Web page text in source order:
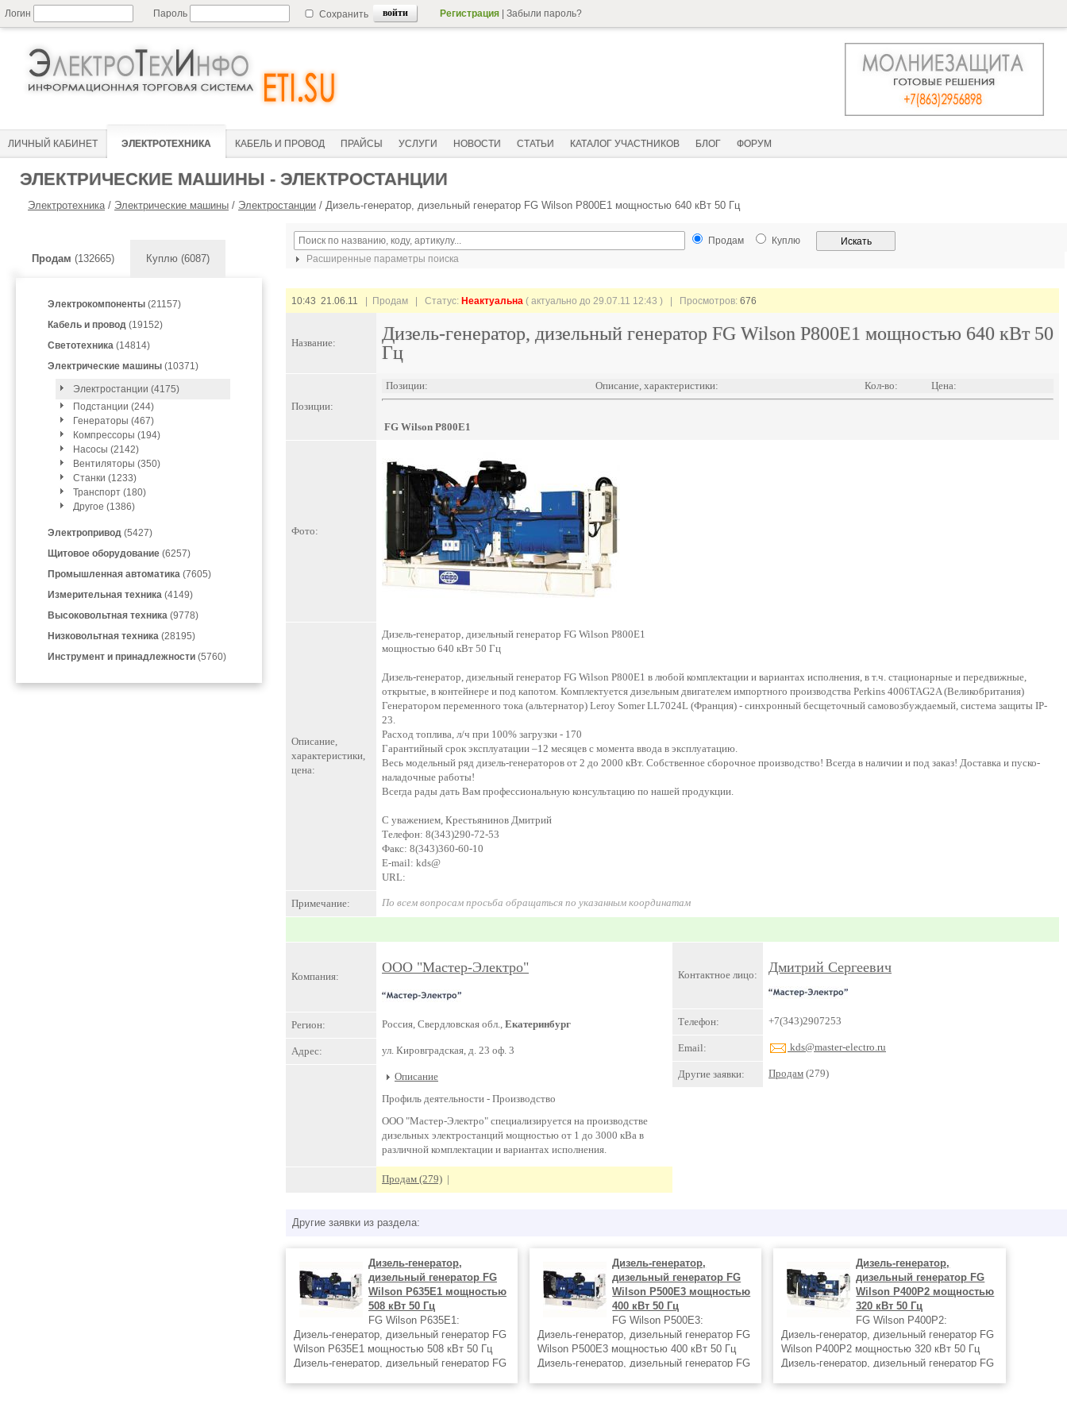
Логин Пароль Сохранить Регистрация Забыли пароль?
ЛИЧНЫЙ КАБИНЕТ ЭЛЕКТРОТЕХНИКА КАБЕЛЬ И ПРОВОД ПРАЙСЫ УСЛУГИ НОВОСТИ СТАТЬИ КАТАЛОГ УЧАСТНИКОВ БЛОГ ФОРУМ
ЭЛЕКТРИЧЕСКИЕ МАШИНЫ - ЭЛЕКТРОСТАНЦИИ
Электротехника/ Электрические машины / Электростанции / Дизель-генератор, дизельный генератор FG Wilson P800E1 мощностью 640 кВт 50 Гц
Продам (132665) Куплю (6087)
Электрокомпоненты (21157)
Кабель и провод (19152)
Светотехника (14814)
Электрические машины (10371)
Электростанции (4175)
Подстанции (244)
Генераторы (467)
Компрессоры (194)
Насосы (2142)
Вентиляторы (350)
Станки (1233)
Транспорт (180)
Другое (1386)
Электропривод (5427)
Щитовое оборудование (6257)
Промышленная автоматика (7605)
Измерительная техника (4149)
Высоковольтная техника (9778)
Низковольтная техника (28195)
Инструмент и принадлежности (5760)
Продам
Куплю
Расширенные параметры поиска
10:43 21.06.11 | Продам | Статус: Неактуальна ( актуально до 29.07.11 12:43 ) | Просмотров: 676
Название:
Дизель-генератор, дизельный генератор FG Wilson P800E1 мощностью 640 кВт 50
Гц
Позиции:
Позиции: Описание, характеристики: Кол-во: Цена:
FG Wilson P800E1
Фото:
Описание,
характеристики,
цена:
Дизель-генератор, дизельный генератор FG Wilson P800E1
мощностью 640 кВт 50 Гц
Дизель-генератор, дизельный генератор FG Wilson P800E1 в любой комплектации и вариантах исполнения, в т.ч. стационарные и передвижные,
открытые, в контейнере и под капотом. Комплектуется дизельным двигателем импортного производства Perkins 4006TAG2A (Великобритания)
Генератором переменного тока (альтернатор) Leroy Somer LL7024L (Франция) - синхронный бесщеточный самовозбуждаемый, система защиты IP-
23.
Расход топлива, л/ч при 100% загрузки - 170
Гарантийный срок эксплуатации –12 месяцев с момента ввода в эксплуатацию.
Весь модельный ряд дизель-генераторов от 2 до 2000 кВт. Собственное сборочное производство! Всегда в наличии и под заказ! Доставка и пуско-
наладочные работы!
Всегда рады дать Вам профессиональную консультацию по нашей продукции.
С уважением, Крестьянинов Дмитрий
Телефон: 8(343)290-72-53
Факс: 8(343)360-60-10
E-mail: kds@
URL:
Примечание: По всем вопросам просьба обращаться по указанным координатам
Компания:
ООО "Мастер-Электро"
Регион: Россия, Свердловская обл., Екатеринбург
Адрес: ул. Кировградская, д. 23 оф. 3
Описание
Профиль деятельности - Производство
ООО "Мастер-Электро" специализируется на производстве
дизельных электростанций мощностью от 1 до 3000 кВа в
различной комплектации и вариантах исполнения.
Продам (279) |
Контактное лицо: Дмитрий Сергеевич
Телефон: +7(343)2907253
Email: kds@master-electro.ru
Другие заявки: Продам (279)
Другие заявки из раздела:
Дизель-генератор,
дизельный генератор FG
Wilson P635E1 мощностью
508 кВт 50 Гц
FG Wilson P635E1:
Дизель-генератор, дизельный генератор FG
Wilson P635E1 мощностью 508 кВт 50 Гц
Дизель-генератор, дизельный генератор FG
Дизель-генератор,
дизельный генератор FG
Wilson P500E3 мощностью
400 кВт 50 Гц
FG Wilson P500E3:
Дизель-генератор, дизельный генератор FG
Wilson P500E3 мощностью 400 кВт 50 Гц
Дизель-генератор, дизельный генератор FG
Дизель-генератор,
дизельный генератор FG
Wilson P400P2 мощностью
320 кВт 50 Гц
FG Wilson P400P2:
Дизель-генератор, дизельный генератор FG
Wilson P400P2 мощностью 320 кВт 50 Гц
Дизель-генератор, дизельный генератор FG